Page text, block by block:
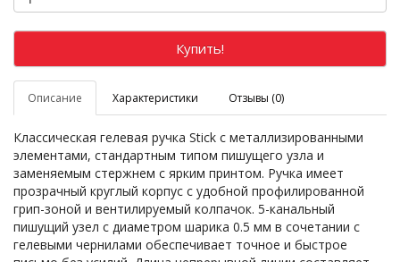
Купить!
Описание Характеристики Отзывы (0)
Классическая гелевая ручка Stick с металлизированными
элементами, стандартным типом пишущего узла и
заменяемым стержнем с ярким принтом. Ручка имеет
прозрачный круглый корпус с удобной профилированной
грип-зоной и вентилируемый колпачок. 5-канальный
пишущий узел с диаметром шарика 0.5 мм в сочетании с
гелевыми чернилами обеспечивает точное и быстрое